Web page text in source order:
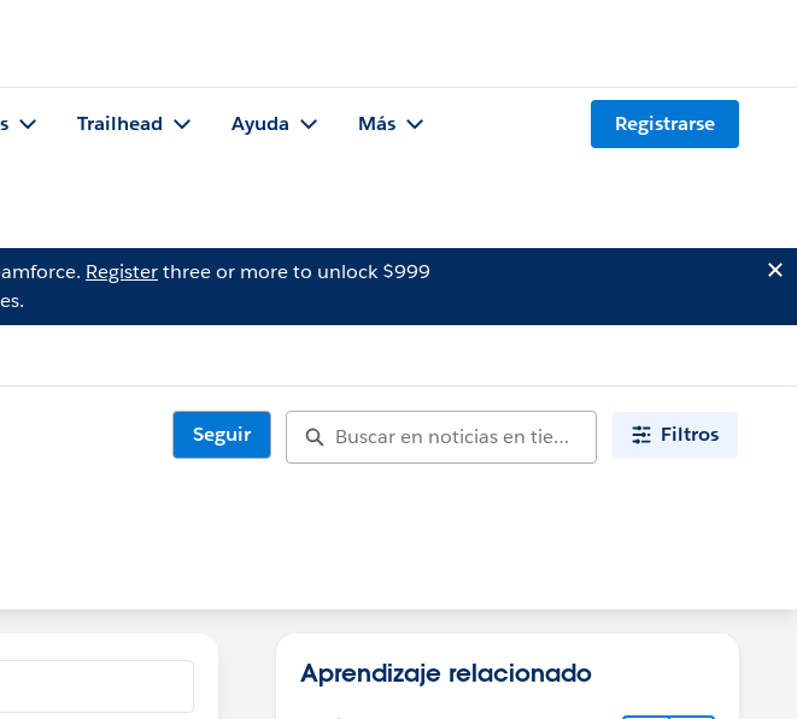
Trailhead Ayuda Más Registrarse
Registerthree or more to unlock $999
Seguir Filtros
Aprendizaje relacionado